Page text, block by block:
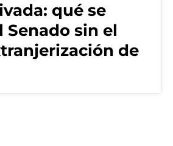
qué se
Senado sin el
de